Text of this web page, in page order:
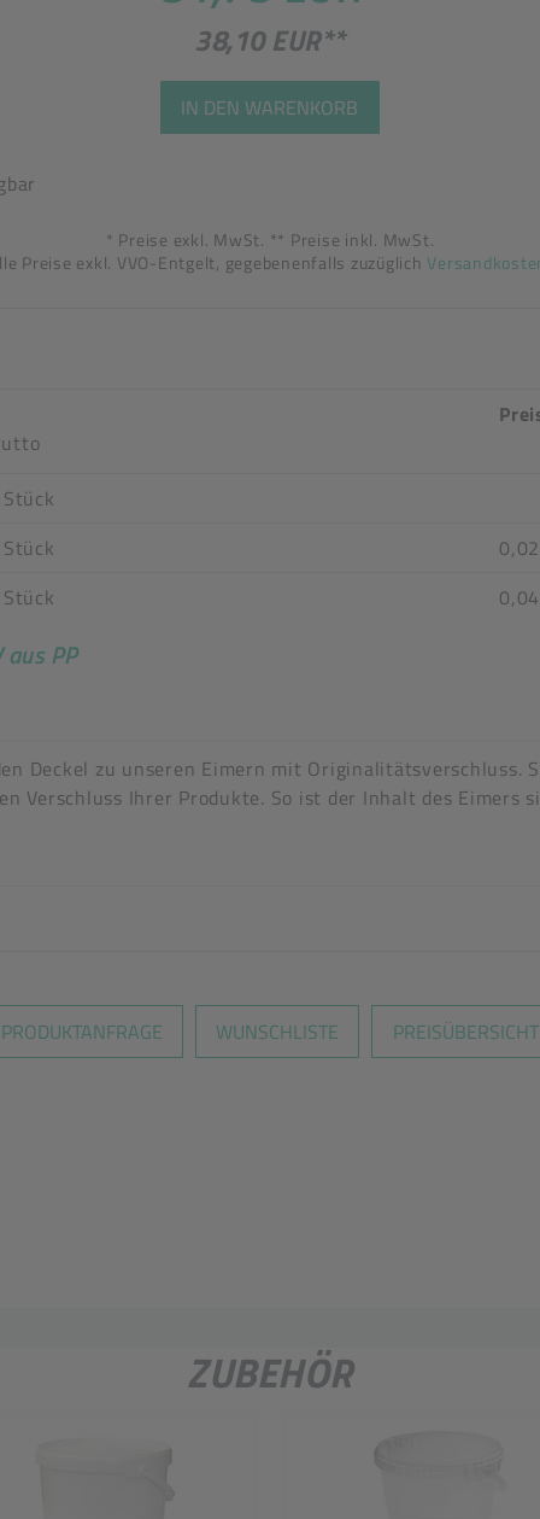
38,10 EUR**
IN DEN WARENKORB
* Preise exkl. MwSt. ** Preise inkl. MwSt.
Preise exkl. VVO-Entgelt, gegebenenfalls zuzüglich
PP
Deckel zu unseren Eimern mit Originalitätsverschluss.
Verschluss Ihrer Produkte. So ist der Inhalt des Eimers
PRODUKTANFRAGE WUNSCHLISTE PREISÜBERSICHT
ZUBEHÖR